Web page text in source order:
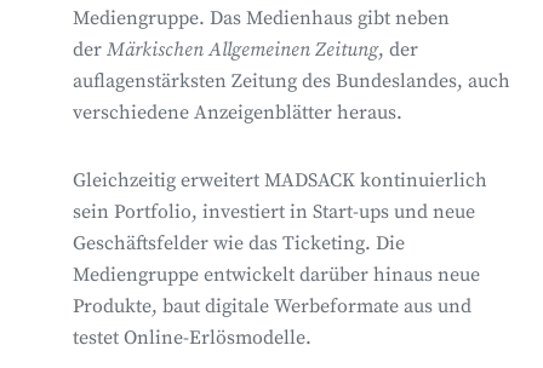
Mediengruppe. Das Medienhaus gibt neben
der Märkischen Allgemeinen Zeitung, der
auflagenstärksten Zeitung des Bundeslandes, auch
verschiedene Anzeigenblätter heraus.
Gleichzeitig erweitert MADSACK kontinuierlich
sein Portfolio, investiert in Start-ups und neue
Geschäftsfelder wie das Ticketing. Die
Mediengruppe entwickelt darüber hinaus neue
Produkte, baut digitale Werbeformate aus und
testet Online-Erlösmodelle.